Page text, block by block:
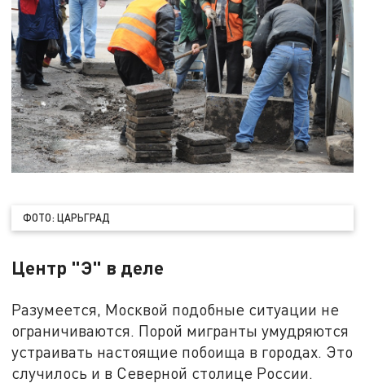
ФОТО: ЦАРЬГРАД
Центр "Э" в деле
Разумеется, Москвой подобные ситуации не
ограничиваются. Порой мигранты умудряются
устраивать настоящие побоища в городах. Это
случилось и в Северной столице России.